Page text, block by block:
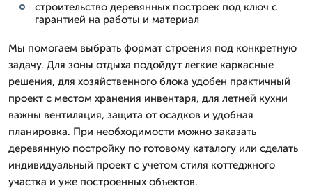
строительство деревянных построек под ключ с
гарантией на работы и материал
Мы помогаем выбрать формат строения под конкретную
задачу. Для зоны отдыха подойдут легкие каркасные
решения, для хозяйственного блока удобен практичный
проект с местом хранения инвентаря, для летней кухни
важны вентиляция, защита от осадков и удобная
планировка. При необходимости можно заказать
деревянную постройку по готовому каталогу или сделать
индивидуальный проект с учетом стиля коттеджного
участка и уже построенных объектов.